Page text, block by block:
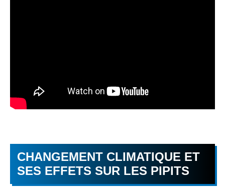
CHANGEMENT CLIMATIQUE ET
SES EFFETS SUR LES PIPITS